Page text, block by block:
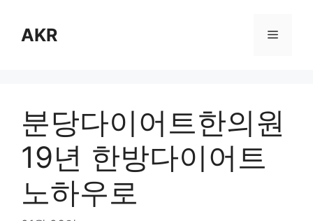
content
AKR Menu
분당다이어트한의원
19년 한방다이어트
노하우로